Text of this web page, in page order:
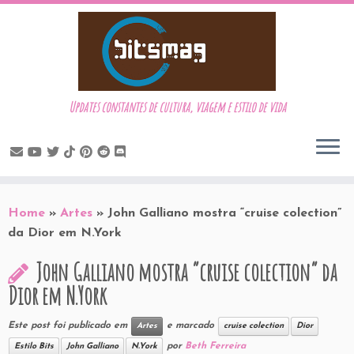
to
content
Updates constantes de cultura, viagem e estilo de vida
Home » Artes » John Galliano mostra “cruise colection”
da Dior em N.York
John Galliano mostra “cruise colection” da
Dior em N.York
Este post foi publicado em Artes e marcado cruise colection Dior
Estilo Bits John Galliano N.York por Beth Ferreira